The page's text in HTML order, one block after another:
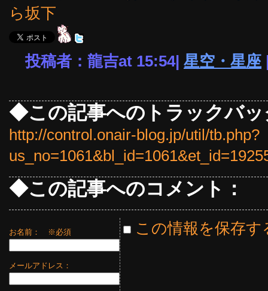
ら坂下
投稿者：龍吉at 15:54| 星空・星座
◆この記事へのトラックバッ
http://control.onair-blog.jp/util/tb.php?
◆この記事へのコメント：
お名前： ※必須
メールアドレス：
この情報を保存す